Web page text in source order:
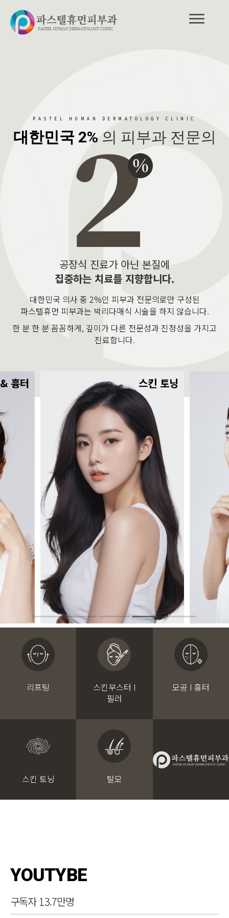
PASTEL HUMAN DERMATOLOGY CLINIC
대한민국 2% 의 피부과 전문의
공장식 진료가 아닌 본질에
집중하는 치료를 지향합니다.
대한민국 의사 중 2%인 피부과 전문의로만 구성된
파스텔휴먼 피부과는 박리다매식 시술을 하지 않습니다.
한 분 한 분 꼼꼼하게, 깊이가 다른 전문성과 진정성을 가지고
진료합니다.
흉터 스킨 토닝
리프팅
스킨부스터 I
필러
모공 I 흉터
스킨 토닝 탈모
YOUTYBE
구독자 13.7만명